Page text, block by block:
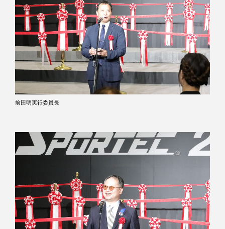
前田明実行委員長